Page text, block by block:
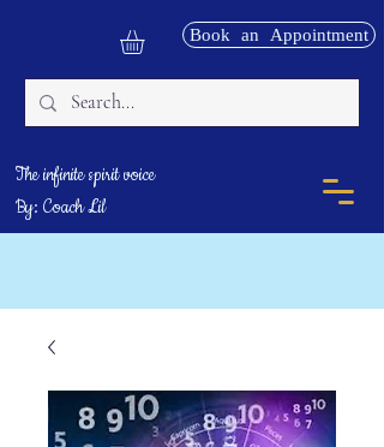
The infinite spirit voice
By: Coach Lil
Book an Appointment